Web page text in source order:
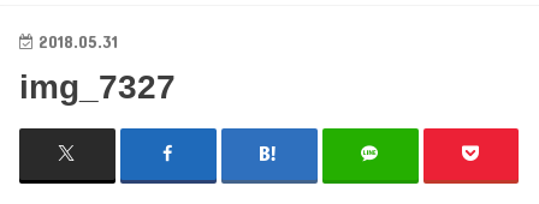
2018.05.31
img_7327